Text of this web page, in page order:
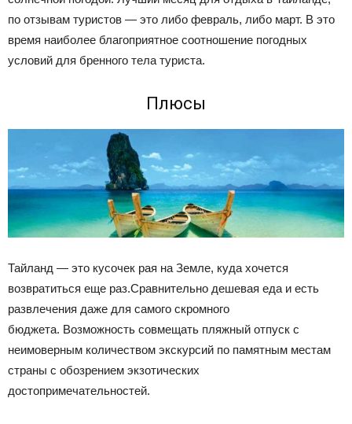
по отзывам туристов — это либо февраль, либо март. В это
время наиболее благоприятное соотношение погодных
условий для бренного тела туриста.
Плюсы
Тайланд — это кусочек рая на Земле, куда хочется
возвратиться еще раз.Сравнительно дешевая еда и есть
развлечения даже для самого скромного
бюджета. Возможность совмещать пляжный отпуск с
неимоверным количеством экскурсий по памятным местам
страны с обозрением экзотических
достопримечательностей.